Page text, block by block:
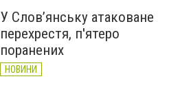
У Слов’янську атаковане
перехрестя, п'ятеро
поранених
НОВИНИ